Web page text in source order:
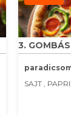
3. GOMBÁS
SAJT ,